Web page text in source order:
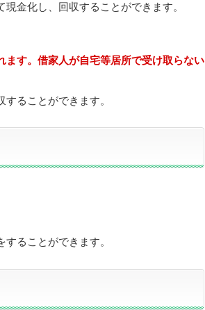
金化し、回収することができます。
ます。借家人が自宅等居所で受け取らない
ることができます。
ることができます。